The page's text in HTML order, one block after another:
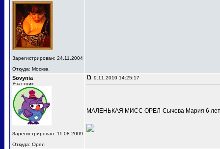
Зарегистрирован: 24.11.2004
Откуда: Москва
Sovynia
Участник
Зарегистрирован: 11.08.2009
Откуда: Орел
9.11.2010 14:25:17
МАЛЕНЬКАЯ МИСС ОРЕЛ-Сычева Мария 6